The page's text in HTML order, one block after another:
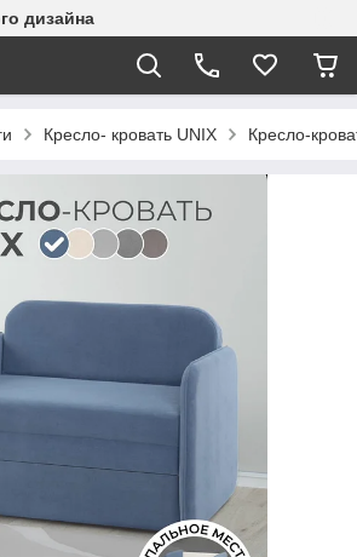
дизайна
Кресло- кровать UNIX Кресло-